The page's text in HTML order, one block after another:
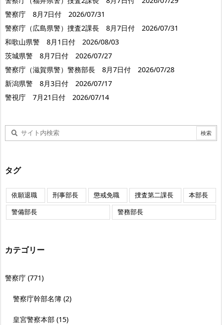
警察庁 8月7日付 2026/07/31
警察庁（広島県警）捜査2課長 8月7日付 2026/07/31
和歌山県警 8月1日付 2026/08/03
茨城県警 8月7日付 2026/07/27
警察庁（滋賀県警）警務部長 8月7日付 2026/07/28
新潟県警 8月3日付 2026/07/17
警視庁 7月21日付 2026/07/14
タグ
依願退職 刑事部長 懲戒免職 捜査第二課長
本部長
警備部長
警務部長
カテゴリー
警察庁 (771)
警察庁幹部名簿 (2)
皇宮警察本部 (15)